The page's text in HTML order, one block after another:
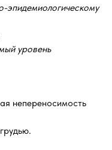
уровень
непереносимость